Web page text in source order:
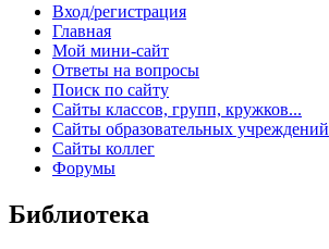
Вход/регистрация
Главная
Мой мини-сайт
Ответы на вопросы
Поиск по сайту
Сайты классов, групп, кружков...
Сайты образовательных учреждений
Сайты коллег
Форумы
Библиотека